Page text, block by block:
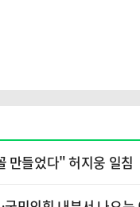
만들었다" 허지웅 일침